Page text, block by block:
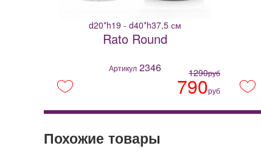
d20*h19 - d40*h37,5 см
Rato Round
Артикул 2346 1290руб
790руб
Похожие товары